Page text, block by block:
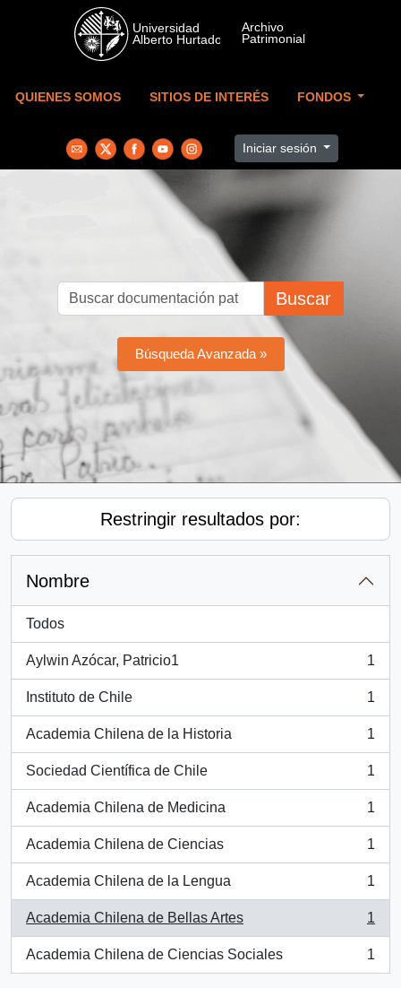
Skip to main content
QUIENES SOMOS SITIOS DE INTERÉS FONDOS
Iniciar sesión
Buscar
Búsqueda Avanzada »
Restringir resultados por:
Nombre
Todos
Aylwin Azócar, Patricio1
, 1 resultados
1
Instituto de Chile
, 1 resultados
1
Academia Chilena de la Historia
, 1 resultados
1
Sociedad Científica de Chile
, 1 resultados
1
Academia Chilena de Medicina
, 1 resultados
1
Academia Chilena de Ciencias
, 1 resultados
1
Academia Chilena de la Lengua
, 1 resultados
1
Academia Chilena de Bellas Artes
, 1 resultados
1
Academia Chilena de Ciencias Sociales
, 1 resultados
1